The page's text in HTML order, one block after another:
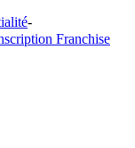
-
Franchise